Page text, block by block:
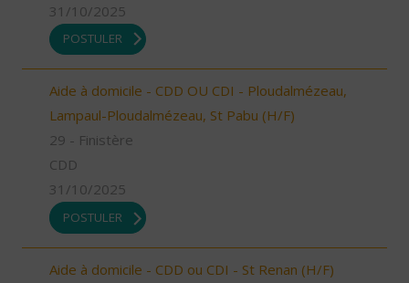
31/10/2025
POSTULER
Aide à domicile - CDD OU CDI - Ploudalmézeau,
Lampaul-Ploudalmézeau, St Pabu (H/F)
29 - Finistère
CDD
31/10/2025
POSTULER
Aide à domicile - CDD ou CDI - St Renan (H/F)